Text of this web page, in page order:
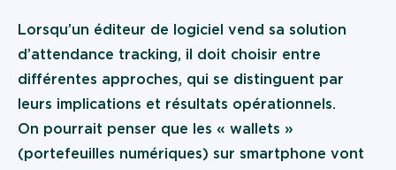
Lorsqu’un éditeur de logiciel vend sa solution
d’attendance tracking, il doit choisir entre
différentes approches, qui se distinguent par
leurs implications et résultats opérationnels.
On pourrait penser que les « wallets »
(portefeuilles numériques) sur smartphone vont